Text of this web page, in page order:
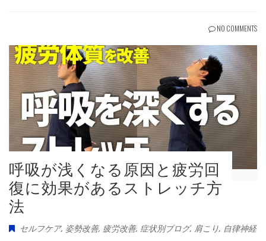
NO COMMENTS
呼吸が浅くなる原因と疲労回
復に効果があるストレッチ方
法
セルフケア, 姿勢改善, 疲労改善, 症状別ブログ, 肩こり, 自律神経